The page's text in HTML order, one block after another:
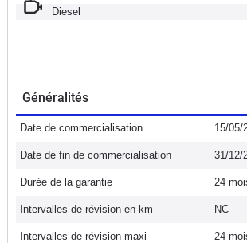
Diesel
Généralités
Date de commercialisation 15/05/
Date de fin de commercialisation 31/12/
Durée de la garantie 24
Intervalles de révision en km NC
Intervalles de révision maxi 24